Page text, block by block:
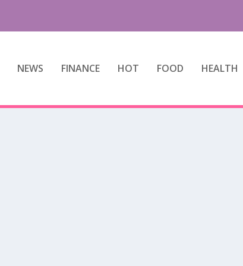
NEWS FINANCE HOT FOOD HEALTH